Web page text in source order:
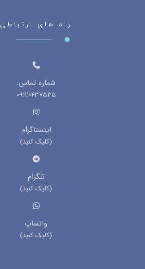
راه های ارتباطی
شماره تماس:
09120437535
اینستاگرام
(کلیک کنید)
تلگرام
(کلیک کنید)
واتساپ
(کلیک کنید)